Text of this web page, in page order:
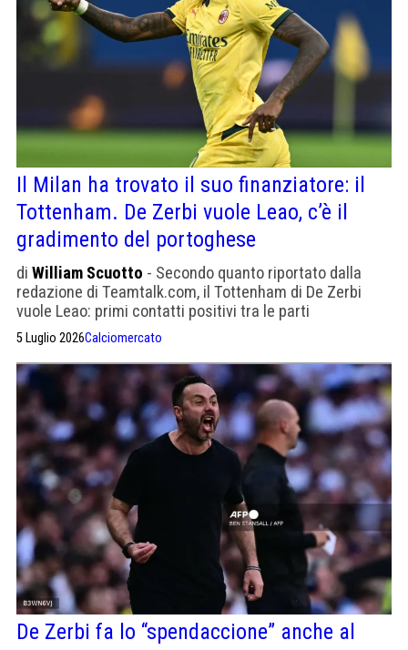
Il Milan ha trovato il suo finanziatore: il
Tottenham. De Zerbi vuole Leao, c’è il
gradimento del portoghese
di William Scuotto - Secondo quanto riportato dalla
redazione di Teamtalk.com, il Tottenham di De Zerbi
vuole Leao: primi contatti positivi tra le parti
5 Luglio 2026Calciomercato
De Zerbi fa lo “spendaccione” anche al